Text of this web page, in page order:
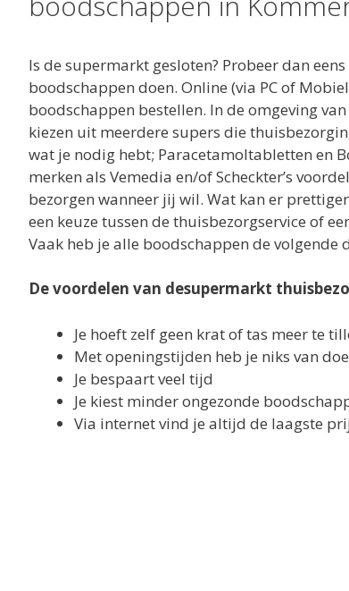
Is de supermarkt gesloten? Probeer dan
boodschappen doen. Online (via PC of
boodschappen bestellen. In de omgeving
kiezen uit meerdere supers die
wat je nodig hebt; Paracetamoltabletten en
merken als Vemedia en/of Scheckter’s
bezorgen wanneer jij wil. Wat kan er
een keuze tussen de thuisbezorgservice of
Vaak heb je alle boodschappen de volgende
De voordelen van desupermarkt
Je hoeft zelf geen krat of tas meer te
Met openingstijden heb je niks van
Je bespaart veel tijd
Je kiest minder ongezonde
Via internet vind je altijd de laagste